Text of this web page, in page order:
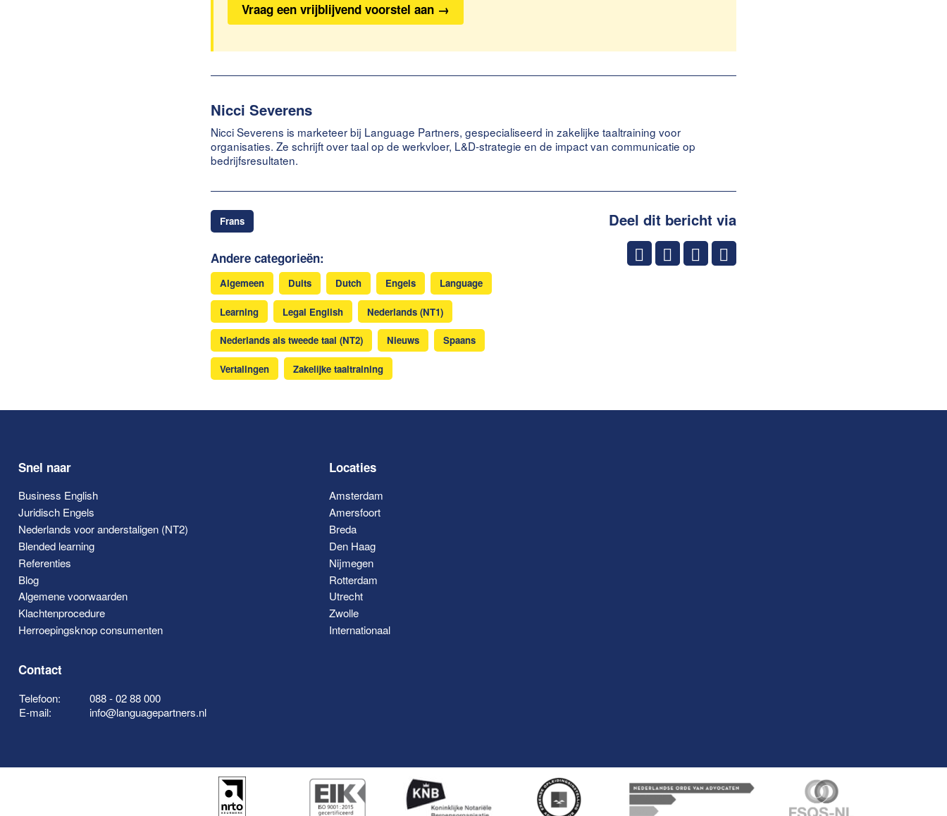
Vraag een vrijblijvend voorstel aan →
Nicci Severens
Nicci Severens is marketeer bij Language Partners, gespecialiseerd in zakelijke taaltraining voor
organisaties. Ze schrijft over taal op de werkvloer, L&D-strategie en de impact van communicatie op
bedrijfsresultaten.
Frans
Andere categorieën:
Algemeen Duits Dutch Engels Language
Learning Legal English Nederlands (NT1)
Nederlands als tweede taal (NT2) Nieuws Spaans
Vertalingen Zakelijke taaltraining
Deel dit bericht via
Snel naar
Business English
Juridisch Engels
Nederlands voor anderstaligen (NT2)
Blended learning
Referenties
Blog
Algemene voorwaarden
Klachtenprocedure
Herroepingsknop consumenten
Contact
Telefoon:
088 - 02 88 000
E-mail:
info@languagepartners.nl
Locaties
Amsterdam
Amersfoort
Breda
Den Haag
Nijmegen
Rotterdam
Utrecht
Zwolle
Internationaal